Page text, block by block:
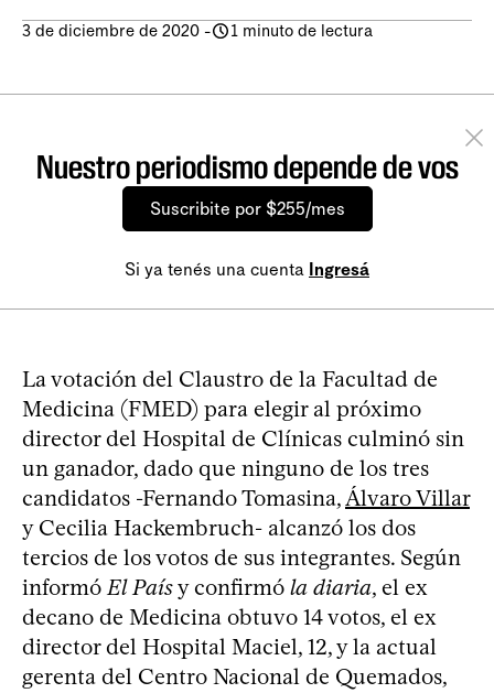
3 de diciembre de 2020 - 1 minuto de lectura
Nuestro periodismo depende de vos
Suscribite por $255/mes
Si ya tenés una cuenta Ingresá
La votación del Claustro de la Facultad de
Medicina (FMED) para elegir al próximo
director del Hospital de Clínicas culminó sin
un ganador, dado que ninguno de los tres
candidatos -Fernando Tomasina, Álvaro Villar
y Cecilia Hackembruch- alcanzó los dos
tercios de los votos de sus integrantes. Según
informó El Paísy confirmó la diaria, el ex
decano de Medicina obtuvo 14 votos, el ex
director del Hospital Maciel, 12, y la actual
gerenta del Centro Nacional de Quemados,